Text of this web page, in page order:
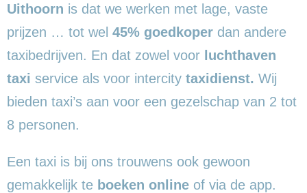
Uithoorn is dat we werken met lage, vaste
prijzen … tot wel 45% goedkoper dan andere
taxibedrijven. En dat zowel voor luchthaven
taxi service als voor intercity taxidienst. Wij
bieden taxi’s aan voor een gezelschap van 2 tot
8 personen.
Een taxi is bij ons trouwens ook gewoon
gemakkelijk te boeken online of via de app.